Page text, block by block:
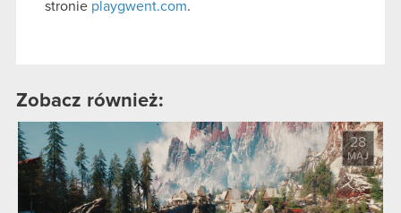
stronie playgwent.com.
Zobacz również:
28
MAJ